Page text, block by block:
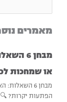
this
site
מאמרים
מבחן
או שמחכות
מבחן 6
הפתעות יקרות?